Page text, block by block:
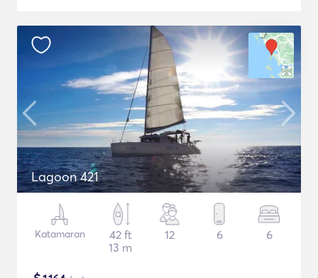
Lagoon 421
Katamaran
42 ft
13 m
12 6 6